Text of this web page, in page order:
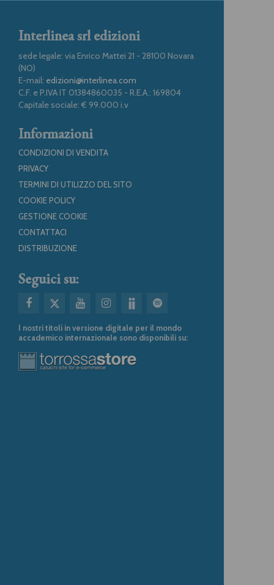
Interlinea srl edizioni
sede legale: via Enrico Mattei 21 - 28100 Novara
(NO)
E-mail: edizioni@interlinea.com
C.F. e P.IVA IT 01384860035 - R.E.A.: 169804
Capitale sociale: € 99.000 i.v
Informazioni
CONDIZIONI DI VENDITA
PRIVACY
TERMINI DI UTILIZZO DEL SITO
COOKIE POLICY
GESTIONE COOKIE
CONTATTACI
DISTRIBUZIONE
Seguici su:
I nostri titoli in versione digitale per il mondo
accademico internazionale sono disponibili su: